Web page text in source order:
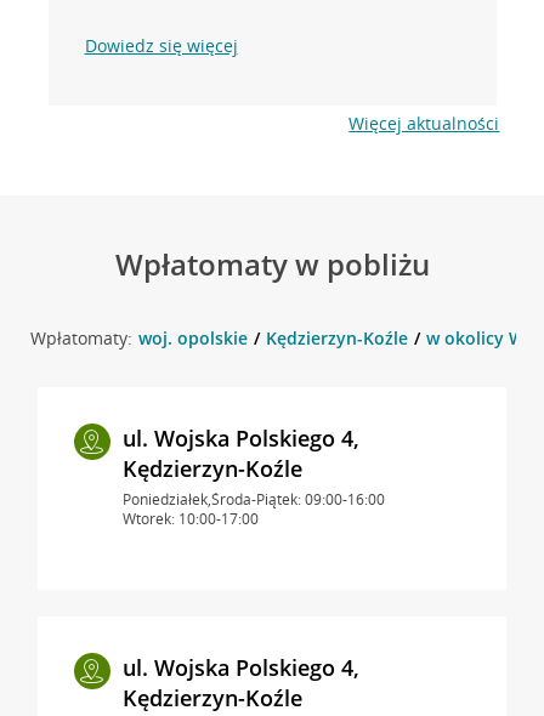
Dowiedz się więcej
Więcej aktualności
Wpłatomaty w pobliżu
Wpłatomaty: woj. opolskie Kędzierzyn-Koźle w okolicy
ul. Wojska Polskiego 4,
Kędzierzyn-Koźle
Poniedziałek,Środa-Piątek: 09:00-16:00
Wtorek: 10:00-17:00
ul. Wojska Polskiego 4,
Kędzierzyn-Koźle